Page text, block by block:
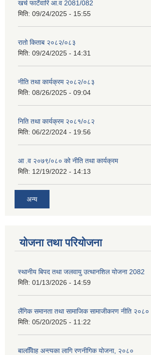
खर्च फाटँवारि आ.व 2081/082
मिति: 09/24/2025 - 15:55
रातो किताब २०८२/०८३
मिति: 09/24/2025 - 14:31
नीति तथा कार्यक्रम २०८२/०८३
मिति: 08/26/2025 - 09:04
निति तथा कार्यक्रम २०८१/०८२
मिति: 06/22/2024 - 19:56
आ .व २०७९/०८० को नीति तथा कार्यक्रम
मिति: 12/19/2022 - 14:13
अन्य
योजना तथा परियोजना
स्थानीय बिपद तथा जलवायु उत्थानशिल योजना 2082
मिति: 01/13/2026 - 14:59
लैंगिक समानता तथा सामाजिक सामाजीकरण नीति २०८०
मिति: 05/20/2025 - 11:22
बालवििाह अन्त्यका लागि रणनीगिक योजना, २०८०